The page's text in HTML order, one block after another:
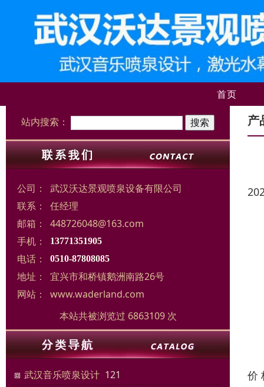
首页
站内搜索：
公司：
武汉沃达景观喷泉设备有限公司
联系：
任经理
邮箱：
448726048@163.com
手机：
13771351905
电话： 0510-87808085
地址：
宜兴市和桥镇鹅洲南路26号
网站：
www.waderland.com
本站共被浏览过 6863109 次
武汉音乐喷泉设计 121
产
价